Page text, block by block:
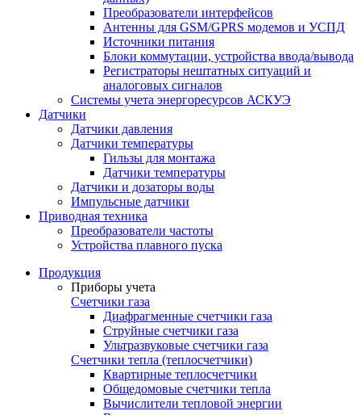
Преобразователи интерфейсов
Антенны для GSM/GPRS модемов и УСПД
Источники питания
Блоки коммутации, устройства ввода/вывода
Регистраторы нештатных ситуаций и
аналоговых сигналов
Системы учета энергоресурсов АСКУЭ
Датчики
Датчики давления
Датчики температуры
Гильзы для монтажа
Датчики температуры
Датчики и дозаторы воды
Импульсные датчики
Приводная техника
Преобразователи частоты
Устройства плавного пуска
Продукция
Приборы учета
Счетчики газа
Диафрагменные счетчики газа
Струйные счетчики газа
Ультразвуковые счетчики газа
Счетчики тепла (теплосчетчики)
Квартирные теплосчетчики
Общедомовые счетчики тепла
Вычислители тепловой энергии